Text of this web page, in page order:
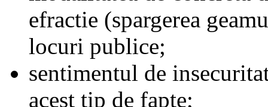
efractie (spargerea
locuri publice;
sentimentul de
acest tip de fapte;